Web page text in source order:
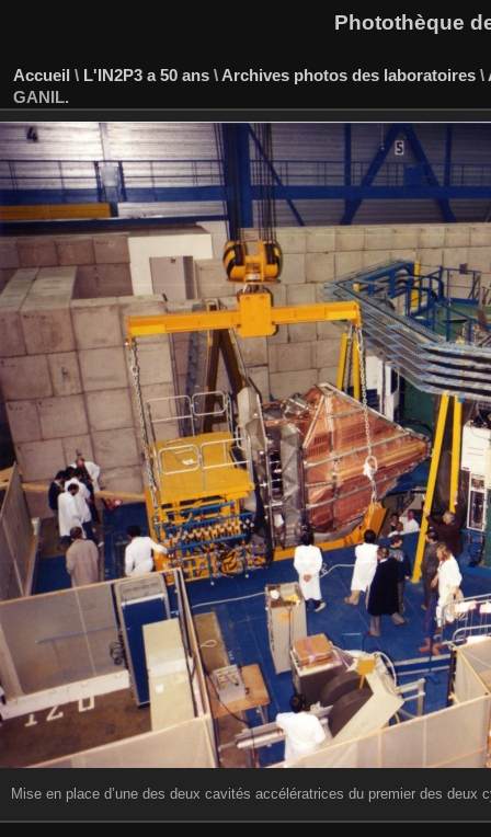
Photothèque
Accueil \ L'IN2P3 a 50 ans \ Archives photos des laboratoires \
GANIL.
Mise en place d’une des deux cavités accélératrices du premier des deux